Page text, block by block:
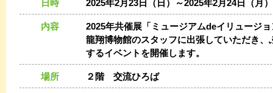
日時 2025年2月23日（日）～2025年2月24日（月
内容
2025年共催展「ミュージアムdeイリュージ
龍翔博物館のスタッフに出張していただき
するイベントを開催します。
場所 ２階 交流ひろば